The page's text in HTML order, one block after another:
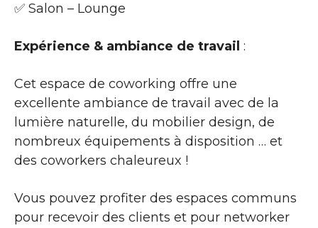
✅ Salon – Lounge
Expérience & ambiance de travail :
Cet espace de coworking offre une
excellente ambiance de travail avec de la
lumière naturelle, du mobilier design, de
nombreux équipements à disposition … et
des coworkers chaleureux !
Vous pouvez profiter des espaces communs
pour recevoir des clients et pour networker